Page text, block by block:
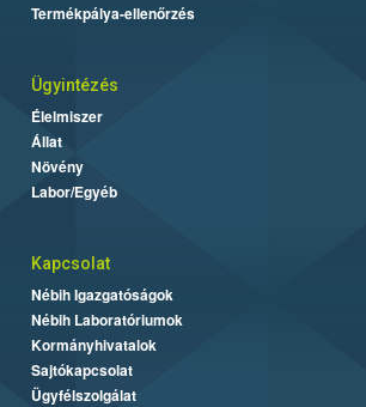
Termékpálya-ellenőrzés
Ügyintézés
Élelmiszer
Állat
Növény
Labor/Egyéb
Kapcsolat
Nébih Igazgatóságok
Nébih Laboratóriumok
Kormányhivatalok
Sajtókapcsolat
Ügyfélszolgálat